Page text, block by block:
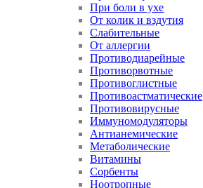
При боли в ухе
От колик и вздутия
Слабительные
От аллергии
Противодиарейные
Противорвотные
Противоглистные
Противоастматические
Противовирусные
Иммуномодуляторы
Антианемические
Метаболические
Витамины
Сорбенты
Ноотропные